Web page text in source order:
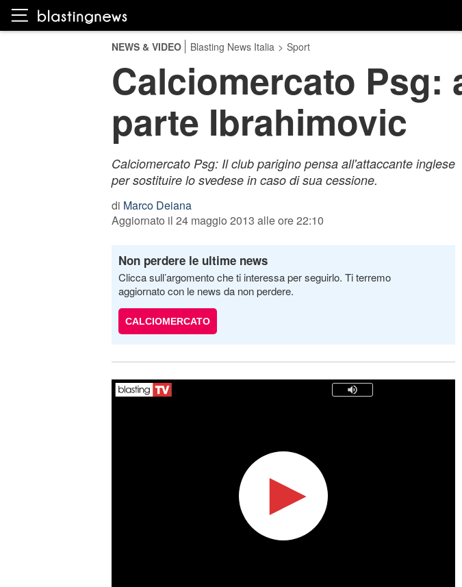
NEWS & VIDEO Blasting News Italia > Sport
Calciomercato Psg:
parte Ibrahimovic
Calciomercato Psg: Il club parigino pensa all'attaccante inglese
per sostituire lo svedese in caso di sua cessione.
di Marco Deiana
Aggiornato il 24 maggio 2013 alle ore 22:10
Non perdere le ultime news
Clicca sull’argomento che ti interessa per seguirlo. Ti terremo
aggiornato con le news da non perdere.
CALCIOMERCATO